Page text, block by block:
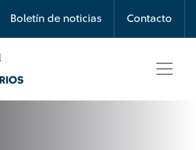
Boletín de noticias Contacto